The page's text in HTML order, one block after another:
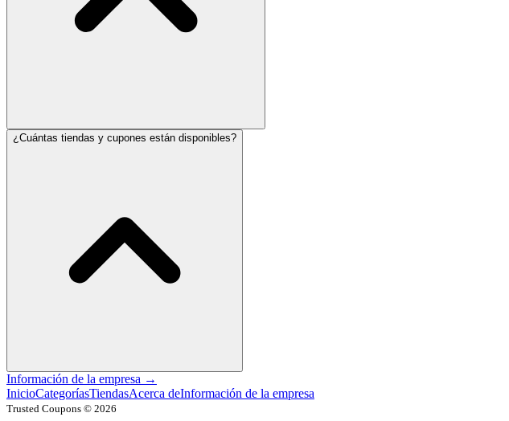
¿Cuántas tiendas y cupones están disponibles?
Información de la empresa →
InicioCategoríasTiendasAcerca deInformación de la empresa
Trusted Coupons © 2026